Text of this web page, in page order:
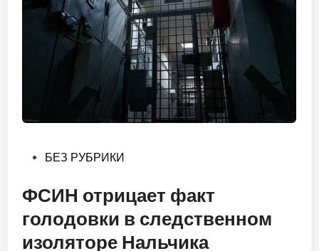
Опубликовано
БЕЗ РУБРИКИ
ФСИН отрицает факт
голодовки в следственном
изоляторе Нальчика